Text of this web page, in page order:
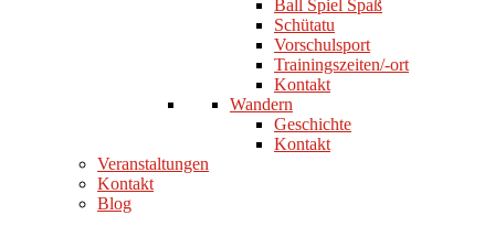
Ball Spiel Spaß
Schütatu
Vorschulsport
Trainingszeiten/-ort
Kontakt
Wandern
Geschichte
Kontakt
Veranstaltungen
Kontakt
Blog